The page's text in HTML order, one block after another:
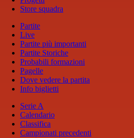
Store squadra
Partite
Live
Partite più importanti
Partite Storiche
Probabili formazioni
Pagelle
Dove vedere la partita
Info biglietti
Serie A
Calendario
Classifica
Campionati precedenti